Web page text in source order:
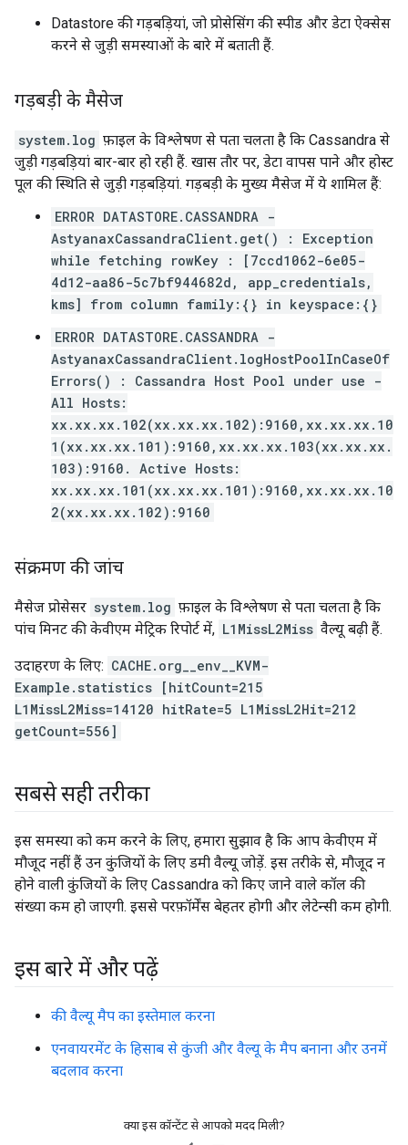
Datastore की गड़बड़ियां, जो प्रोसेसिंग की स्पीड और डेटा ऐक्सेस
करने से जुड़ी समस्याओं के बारे में बताती हैं.
गड़बड़ी के मैसेज
system.log फ़ाइल के विश्लेषण से पता चलता है कि Cassandra से
जुड़ी गड़बड़ियां बार-बार हो रही हैं. खास तौर पर, डेटा वापस पाने और होस्ट
पूल की स्थिति से जुड़ी गड़बड़ियां. गड़बड़ी के मुख्य मैसेज में ये शामिल हैं:
ERROR DATASTORE.CASSANDRA -
AstyanaxCassandraClient.get() : Exception
while fetching rowKey : [7ccd1062-6e05-
4d12-aa86-5c7bf944682d, app_credentials,
kms] from column family:{} in keyspace:{}
ERROR DATASTORE.CASSANDRA -
AstyanaxCassandraClient.logHostPoolInCaseOf
Errors() : Cassandra Host Pool under use -
All Hosts:
xx.xx.xx.102(xx.xx.xx.102):9160,xx.xx.xx.10
1(xx.xx.xx.101):9160,xx.xx.xx.103(xx.xx.xx.
103):9160. Active Hosts:
xx.xx.xx.101(xx.xx.xx.101):9160,xx.xx.xx.10
2(xx.xx.xx.102):9160
संक्रमण की जांच
मैसेज प्रोसेसर system.log फ़ाइल के विश्लेषण से पता चलता है कि
पांच मिनट की केवीएम मेट्रिक रिपोर्ट में, L1MissL2Miss वैल्यू बढ़ी हैं.
उदाहरण के लिए: CACHE.org__env__KVM-
Example.statistics [hitCount=215
L1MissL2Miss=14120 hitRate=5 L1MissL2Hit=212
getCount=556]
सबसे सही तरीका
इस समस्या को कम करने के लिए, हमारा सुझाव है कि आप केवीएम में
मौजूद नहीं हैं उन कुंजियों के लिए डमी वैल्यू जोड़ें. इस तरीके से, मौजूद न
होने वाली कुंजियों के लिए Cassandra को किए जाने वाले कॉल की
संख्या कम हो जाएगी. इससे परफ़ॉर्मेंस बेहतर होगी और लेटेन्सी कम होगी.
इस बारे में और पढ़ें
की वैल्यू मैप का इस्तेमाल करना
एनवायरमेंट के हिसाब से कुंजी और वैल्यू के मैप बनाना और उनमें
बदलाव करना
क्या इस कॉन्टेंट से आपको मदद मिली?